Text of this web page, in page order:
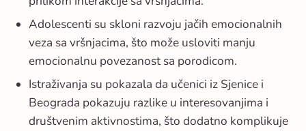
Adolescenti su skloni razvoju jačih emocionalnih
veza sa vršnjacima, što može usloviti manju
emocionalnu povezanost sa porodicom.
Istraživanja su pokazala da učenici iz Sjenice i
Beograda pokazuju razlike u interesovanjima i
društvenim aktivnostima, što dodatno komplikuje